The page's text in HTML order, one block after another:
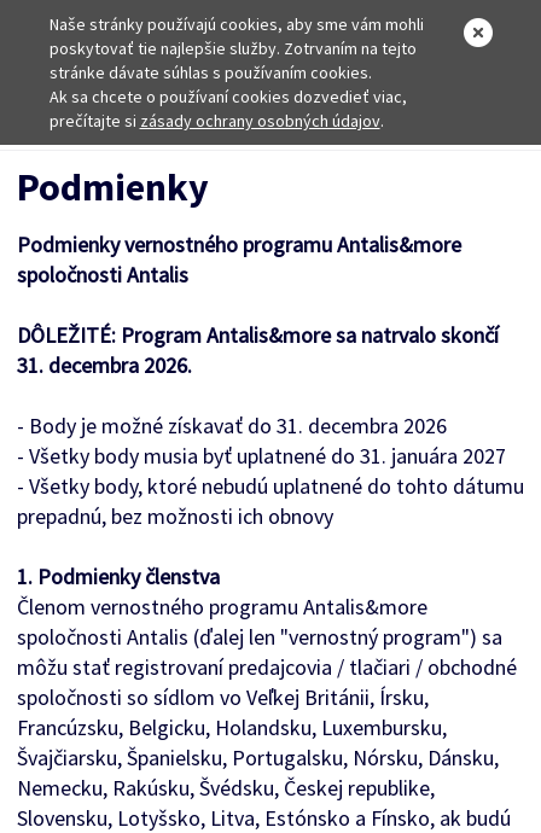
Naše stránky používajú cookies, aby sme vám mohli
poskytovať tie najlepšie služby. Zotrvaním na tejto
stránke dávate súhlas s používaním cookies.
Ak sa chcete o používaní cookies dozvedieť viac,
prečítajte si zásady ochrany osobných údajov.
Domov Podmienky
Podmienky
Podmienky vernostného programu Antalis&more
spoločnosti Antalis
DÔLEŽITÉ: Program Antalis&more sa natrvalo skončí
31. decembra 2026.
- Body je možné získavať do 31. decembra 2026
- Všetky body musia byť uplatnené do 31. januára 2027
- Všetky body, ktoré nebudú uplatnené do tohto dátumu
prepadnú, bez možnosti ich obnovy
1. Podmienky členstva
Členom vernostného programu Antalis&more
spoločnosti Antalis (ďalej len "vernostný program") sa
môžu stať registrovaní predajcovia / tlačiari / obchodné
spoločnosti so sídlom vo Veľkej Británii, Írsku,
Francúzsku, Belgicku, Holandsku, Luxembursku,
Švajčiarsku, Španielsku, Portugalsku, Nórsku, Dánsku,
Nemecku, Rakúsku, Švédsku, Českej republike,
Slovensku, Lotyšsko, Litva, Estónsko a Fínsko, ak budú